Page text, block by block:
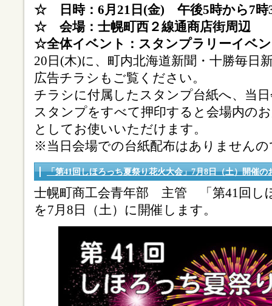
☆ 日時：6月21日(金) 午後5時から7時
☆ 会場：士幌町西２線通商店街周辺
☆全体イベント：スタンプラリーイベ
20日(木)に、町内北海道新聞・十勝毎日
広告チラシもご覧ください。
チラシに付属したスタンプ台紙へ、当
スタンプをすべて押印すると会場内の
としてお使いいただけます。
※当日会場での台紙配布はありません
「第41回しほろっち夏祭り花火大会」7月8日（土）開催の
士幌町商工会青年部 主管 「第41回し
を7月8日（土）に開催します。